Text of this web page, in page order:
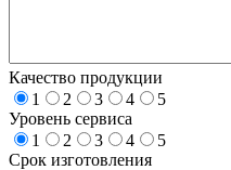
Качество продукции
1
2 3 4
5
Уровень сервиса
1
2 3 4
5
Срок изготовления